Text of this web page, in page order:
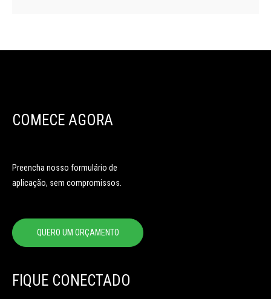
COMECE AGORA
Preencha nosso formulário de
aplicação, sem compromissos.
QUERO UM ORÇAMENTO
FIQUE CONECTADO